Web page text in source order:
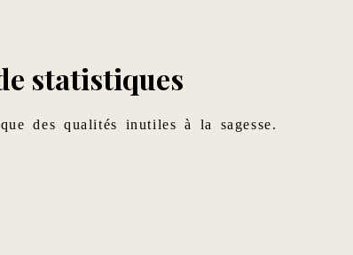
statistiques
des qualités inutiles à la sagesse.